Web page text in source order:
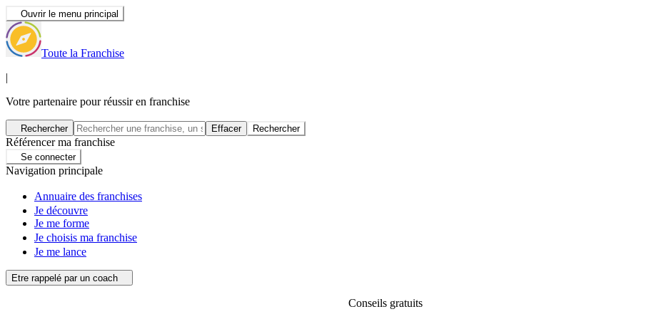
Ouvrir le menu principal
Toute la Franchise
|
Votre partenaire pour réussir en franchise
Rechercher Effacer Rechercher
Référencer ma franchise
Se connecter
Navigation principale
Annuaire des franchises
Je découvre
Je me forme
Je choisis ma franchise
Je me lance
Etre rappelé par un coach
Conseils gratuits